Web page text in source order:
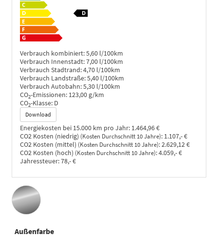
Verbrauch kombiniert:5,60 l/100km
Verbrauch Innenstadt:7,00 l/100km
Verbrauch Stadtrand:4,70 l/100km
Verbrauch Landstraße:5,40 l/100km
Verbrauch Autobahn:5,30 l/100km
CO2-Emissionen: 123,00 g/km
CO2-Klasse: D
Download
Energiekosten bei 15.000 km pro Jahr: 1.464,96 €
CO2 Kosten (niedrig) (Kosten Durchschnitt 10 Jahre): 1.107,- €
CO2 Kosten (mittel) (Kosten Durchschnitt 10 Jahre):2.629,12 €
CO2 Kosten (hoch) (Kosten Durchschnitt 10 Jahre):4.059,- €
Jahressteuer:78,- €
Außenfarbe